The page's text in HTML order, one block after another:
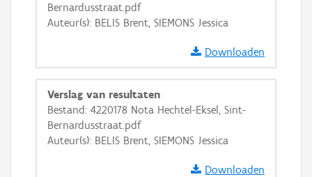
+ −
Basis Lagen
OSM-Basiskaart
Bernardusstraat.pdf
Auteur(s): BELIS Brent, SIEMONS Jessica
Downloaden
Verslag van resultaten
Bestand: 4220178 Nota Hechtel-Eksel, Sint-
Bernardusstraat.pdf
Auteur(s): BELIS Brent, SIEMONS Jessica
Downloaden